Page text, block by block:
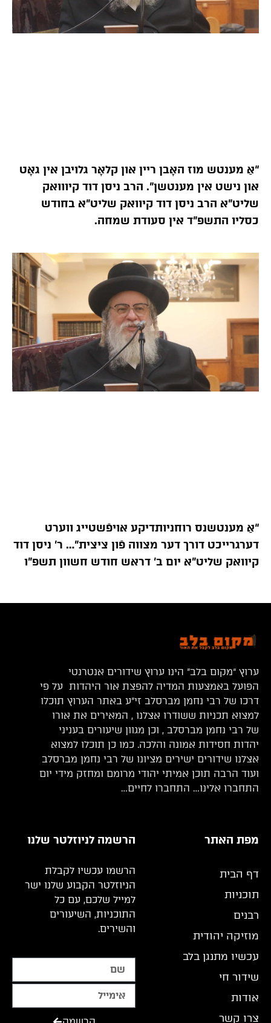
“אַ מענטש מוז האָבן ריין און קלאָר גלויבן אין גאָט
און נישט אין מענטשן”. הרב ניסן דוד קיווואק
שליט”א הרב ניסן דוד קיוואק שליט”א בחודש
כסליו התשפ”ד אין סעודת שמחה.
“אַ מענטשנס רוחניותדיקע אויפֿשטייג ווערט
דערגרייכט דורך דער מצווה פֿון ציצית”… ר’ ניסן דוד
קיוואק שליט”א יום ב’ דראש חודש חשוון תשפ”ו
ערוץ “מקום בלב” הינו ערוץ שידורים אנטרנטי
הפועל באמצעות המדיה להפצת אור היהדות על פי
דרכו של רבי נחמן מברסלב זי”ע באתר הערוץ תוכלו
למצוא תכניות ששודרו אצלנו , המאירים את אורו
של רבי נחמן מברסלב , וכן מגוון שיעורים בעניני
יהדות חסידות אמונה והלכה. כמו כן תוכלו למצוא
אצלנו שידורים ישירים מציונו של רבי נחמן מברסלב
ועוד הרבה תוכן אמיתי יהודי מרומם ומחזק מידי יום
התחברו אלינו… התחברו לחיים…
מפת האתר
דף הבית
תוכניות
רבנים
מוזיקה יהודית
עכשיו מתנגן בלב
שידור חי
אודות
צרו קשר
הרשמה לניוזלטר שלנו
הרשמו עכשיו לקבלת
הניוזלטר הקבוע שלנו ישר
למייל שלכם, עם כל
התוכניות, השיעורים
והשירים.